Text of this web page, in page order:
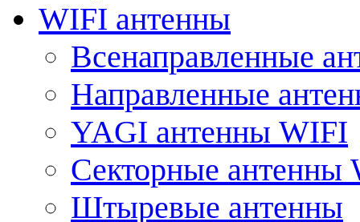
WIFI антенны
Всенаправленные
Направленные
YAGI антенны WIFI
Секторные антенны
Штыревые антенны